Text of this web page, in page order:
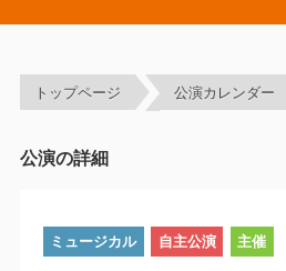
トップページ 公演カレンダー
公演の詳細
ミュージカル 自主公演 主催